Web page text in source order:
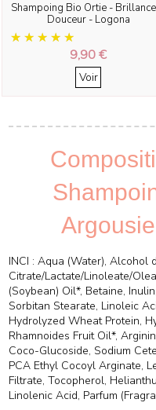
Shampoing Bio Ortie -
Douceur - Logona
9,90 €
Voir
INCI : Aqua (Water), Alcohol
Citrate/Lactate/Linoleate/
(Soybean) Oil*, Betaine,
Sorbitan Stearate, Linoleic
Hydrolyzed Wheat Protein,
Rhamnoides Fruit Oil*,
Coco-Glucoside, Sodium
PCA Ethyl Cocoyl Arginate,
Filtrate, Tocopherol,
Linolenic Acid, Parfum